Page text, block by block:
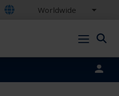
Worldwide